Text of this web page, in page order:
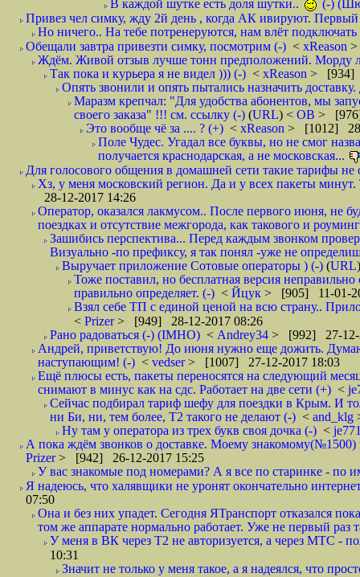
В каждой шутке есть доля шутки..
(-)
Привез чел симку, жду 2й день , когда АК ивируют. Первый
Но ничего.. На тебе потренеруются, нам влёт подключать
Обещали завтра привезти симку, посмотрим (-) < xReason
Ждём. Живой отзыв лучше тонн предположений. Морду
Так пока и курьера я не видел ))) (-) < xReason > [934]
Опять звонили и опять пытались назначить
Маразм крепчал: "Для удобства абонентов, мы
своего заказа" !!! см. ссылку (-) (URL) < ОВ >
Это вообще чё за .... ? (+) < xReason > [1012]
Поле Чудес. Угадал все буквы, но не смог
получается краснодарская, а не московская...
Для голосового общения в домашней сети такие тарифы не
Хз, у меня московский регион. Да и у всех пакеты
28-12-2017 14:26
Оператор, оказался лакмусом.. После первого июня, не
поездках и отсутствие межгорода, как такового и
Зашибись перспектива... Перед каждым звонком
Визуально -по префиксу, я так понял -уже не
Выручает приложение Сотовые операторы ) (-) (URL
Тоже поставил, но бесплатная версия
правильно определяет. (-) < Йцук > [905] 11-01-
Взял себе ТП с единой ценой на всю страну..
< Prizer> [949] 28-12-2017 08:26
Рано радоваться (-) (IMHO) < Andrey34 > [992] 27-12-
Андрей, приветствую! До июня нужно еще дожить.
наступающим! (-) < vedser> [1007] 27-12-2017 18:03
Ещё плюсы есть, пакеты переносятся на следующий
снимают в минус как на сдс. Работает на две сети (+) <
Сейчас подбирал тариф шефу для поездки в Крым. И
ни Би, ни, тем более, Т2 такого не делают (-) < and_klg
Ну там у оператора из трех букв своя дочка (-) <
А пока ждём звонков о доставке. Моему знакомому(№1500)
Prizer> [942] 26-12-2017 15:25
У вас знакомые под номерами? А я все по старинке - по
Я надеюсь, что халявщики не уронят окончательно
07:50
Она и без них упадет. Сегодня ЯТранспорт отказался
том же аппарате нормально работает. Уже не первый раз
У меня в ВК через Т2 не авторизуется, а через МТС -
10:31
Значит не только у меня такое, а я надеялся, что